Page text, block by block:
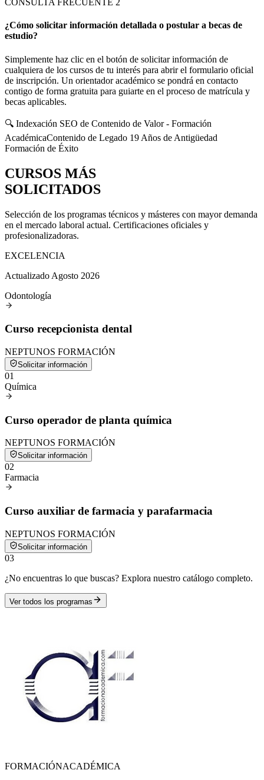
CONSULTA FRECUENTE 2
¿Cómo solicitar información detallada o postular a becas de
estudio?
Simplemente haz clic en el botón de solicitar información de
cualquiera de los cursos de tu interés para abrir el formulario oficial
de inscripción. Un orientador académico se pondrá en contacto
contigo de forma gratuita para guiarte en el proceso de matrícula y
becas aplicables.
🔍 Indexación SEO de Contenido de Valor - Formación
AcadémicaContenido de Legado 19 Años de Antigüedad
Formación de Éxito
CURSOS MÁS
SOLICITADOS
Selección de los programas técnicos y másteres con mayor demanda
en el mercado laboral actual. Certificaciones oficiales y
profesionalizadoras.
EXCELENCIA
Actualizado Agosto 2026
Odontología
Curso recepcionista dental
NEPTUNOS FORMACIÓN
Solicitar información
01
Química
Curso operador de planta química
NEPTUNOS FORMACIÓN
Solicitar información
02
Farmacia
Curso auxiliar de farmacia y parafarmacia
NEPTUNOS FORMACIÓN
Solicitar información
03
¿No encuentras lo que buscas? Explora nuestro catálogo completo.
Ver todos los programas
FORMACIÓNACADÉMICA